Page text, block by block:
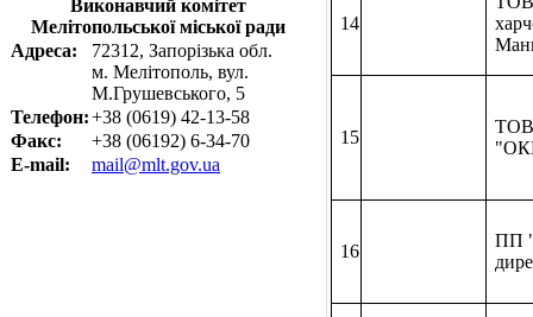
Виконавчий комітет
Мелітопольської міської ради
Адреса:
72312, Запорізька обл.
м. Мелітополь, вул.
М.Грушевського, 5
Телефон:+38 (0619) 42-13-58
Факс:
+38 (06192) 6-34-70
E-mail:
mail@mlt.gov.ua
14
15
16
ПП